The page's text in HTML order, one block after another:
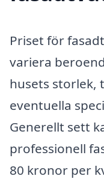
Priset för
variera
husets storlek,
eventuella
Generellt sett
professionell
80 kronor per